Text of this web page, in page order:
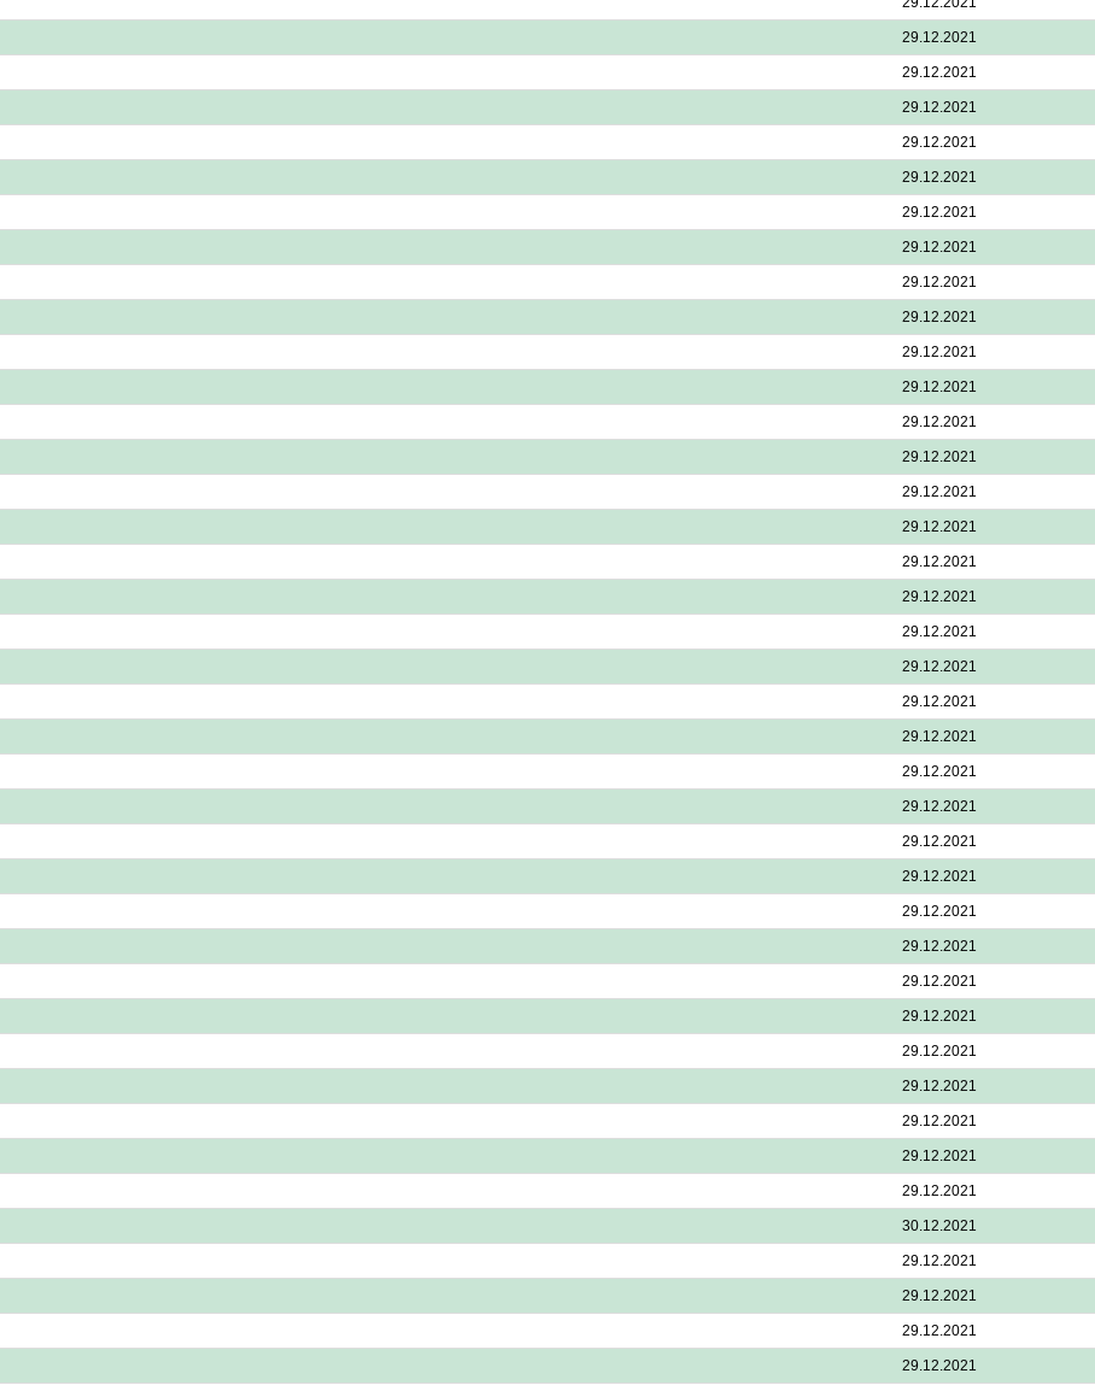
29.12.2021
29.12.2021
29.12.2021
29.12.2021
29.12.2021
29.12.2021
29.12.2021
29.12.2021
29.12.2021
29.12.2021
29.12.2021
29.12.2021
29.12.2021
29.12.2021
29.12.2021
29.12.2021
29.12.2021
29.12.2021
29.12.2021
29.12.2021
29.12.2021
29.12.2021
29.12.2021
29.12.2021
29.12.2021
29.12.2021
29.12.2021
29.12.2021
29.12.2021
29.12.2021
29.12.2021
29.12.2021
29.12.2021
29.12.2021
30.12.2021
29.12.2021
29.12.2021
29.12.2021
29.12.2021